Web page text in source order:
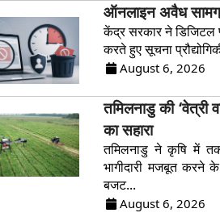
ऑनलाइन अवैध
केंद्र सरकार ने डिजिटल
करते हुए सूचना
August 6, 2026
तमिलनाडु की ‘वेत्री
का सहारा
तमिलनाडु ने कृषि में
भागीदारी मजबूत करने
बजट...
August 6, 2026